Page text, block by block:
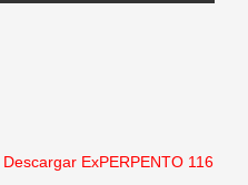
Descargar ExPERPENTO 116